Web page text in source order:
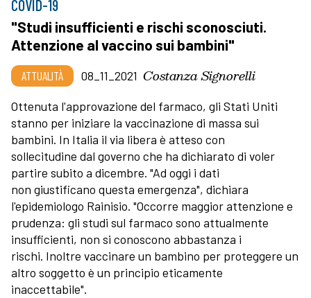
COVID-19
"Studi insufficienti e rischi sconosciuti.
Attenzione al vaccino sui bambini"
ATTUALITÀ 08_11_2021 Costanza Signorelli
Ottenuta l'approvazione del farmaco, gli Stati Uniti
stanno per iniziare la vaccinazione di massa sui
bambini. In Italia il via libera è atteso con
sollecitudine dal governo che ha dichiarato di voler
partire subito a dicembre. "Ad oggi i dati
non giustificano questa emergenza", dichiara
l'epidemiologo Rainisio. "Occorre maggior attenzione e
prudenza: gli studi sul farmaco sono attualmente
insufficienti, non si conoscono abbastanza i
rischi. Inoltre vaccinare un bambino per proteggere un
altro soggetto è un principio eticamente
inaccettabile".